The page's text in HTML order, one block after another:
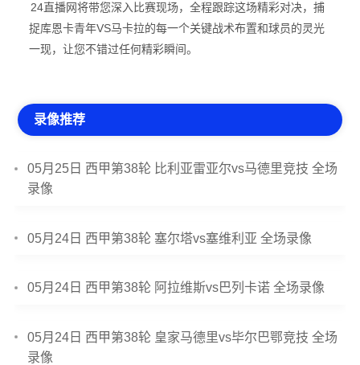
24直播网将带您深入比赛现场，全程跟踪这场精彩对决，捕
捉库恩卡青年VS马卡拉的每一个关键战术布置和球员的灵光
一现，让您不错过任何精彩瞬间。
录像推荐
05月25日 西甲第38轮 比利亚雷亚尔vs马德里竞技 全场
录像
05月24日 西甲第38轮 塞尔塔vs塞维利亚 全场录像
05月24日 西甲第38轮 阿拉维斯vs巴列卡诺 全场录像
05月24日 西甲第38轮 皇家马德里vs毕尔巴鄂竞技 全场
录像